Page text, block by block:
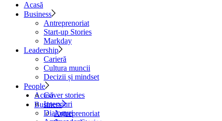
Acasă
Business
Antreprenoriat
Acasă
Business
Antreprenoriat
Start-up Stories
Markday
Leadership
Carieră
Cultura muncii
Decizii și mindset
People
Cover stories
Interviuri
Dialoguri